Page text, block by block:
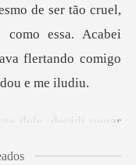
de ser tão cruel,
como essa. Acabei
del